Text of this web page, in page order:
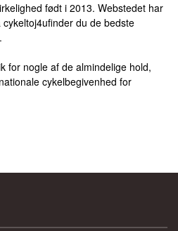
født i 2013. Webstedet har
cykeltoj4ufinder du de bedste
.
for nogle af de almindelige hold,
cykelbegivenhed for